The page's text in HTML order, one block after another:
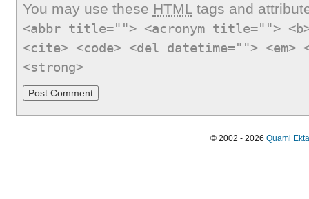
You may use these HTMLtags and
<abbr title=""> <acronym title="">
<cite> <code> <del datetime="">
<strong>
© 2002 - 2026 Quami